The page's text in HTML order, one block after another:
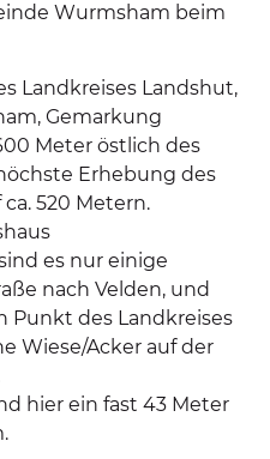
Wurmsham beim
Landkreises Landshut,
Gemarkung
Meter östlich des
Erhebung des
520 Metern.
es nur einige
nach Velden, und
Punkt des Landkreises
Wiese/Acker auf der
hier ein fast 43 Meter